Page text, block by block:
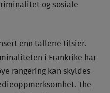
og sosiale
enn tallene tilsier.
i Frankrike har
rangering kan skyldes
The